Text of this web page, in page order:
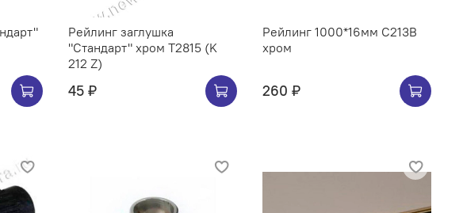
Рейлинг заглушка
"Стандарт" хром Т2815 (K
212 Z)
45 ₽
Рейлинг 1000*16мм C213B
хром
260 ₽